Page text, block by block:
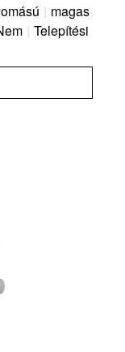
| magas
| Telepítési